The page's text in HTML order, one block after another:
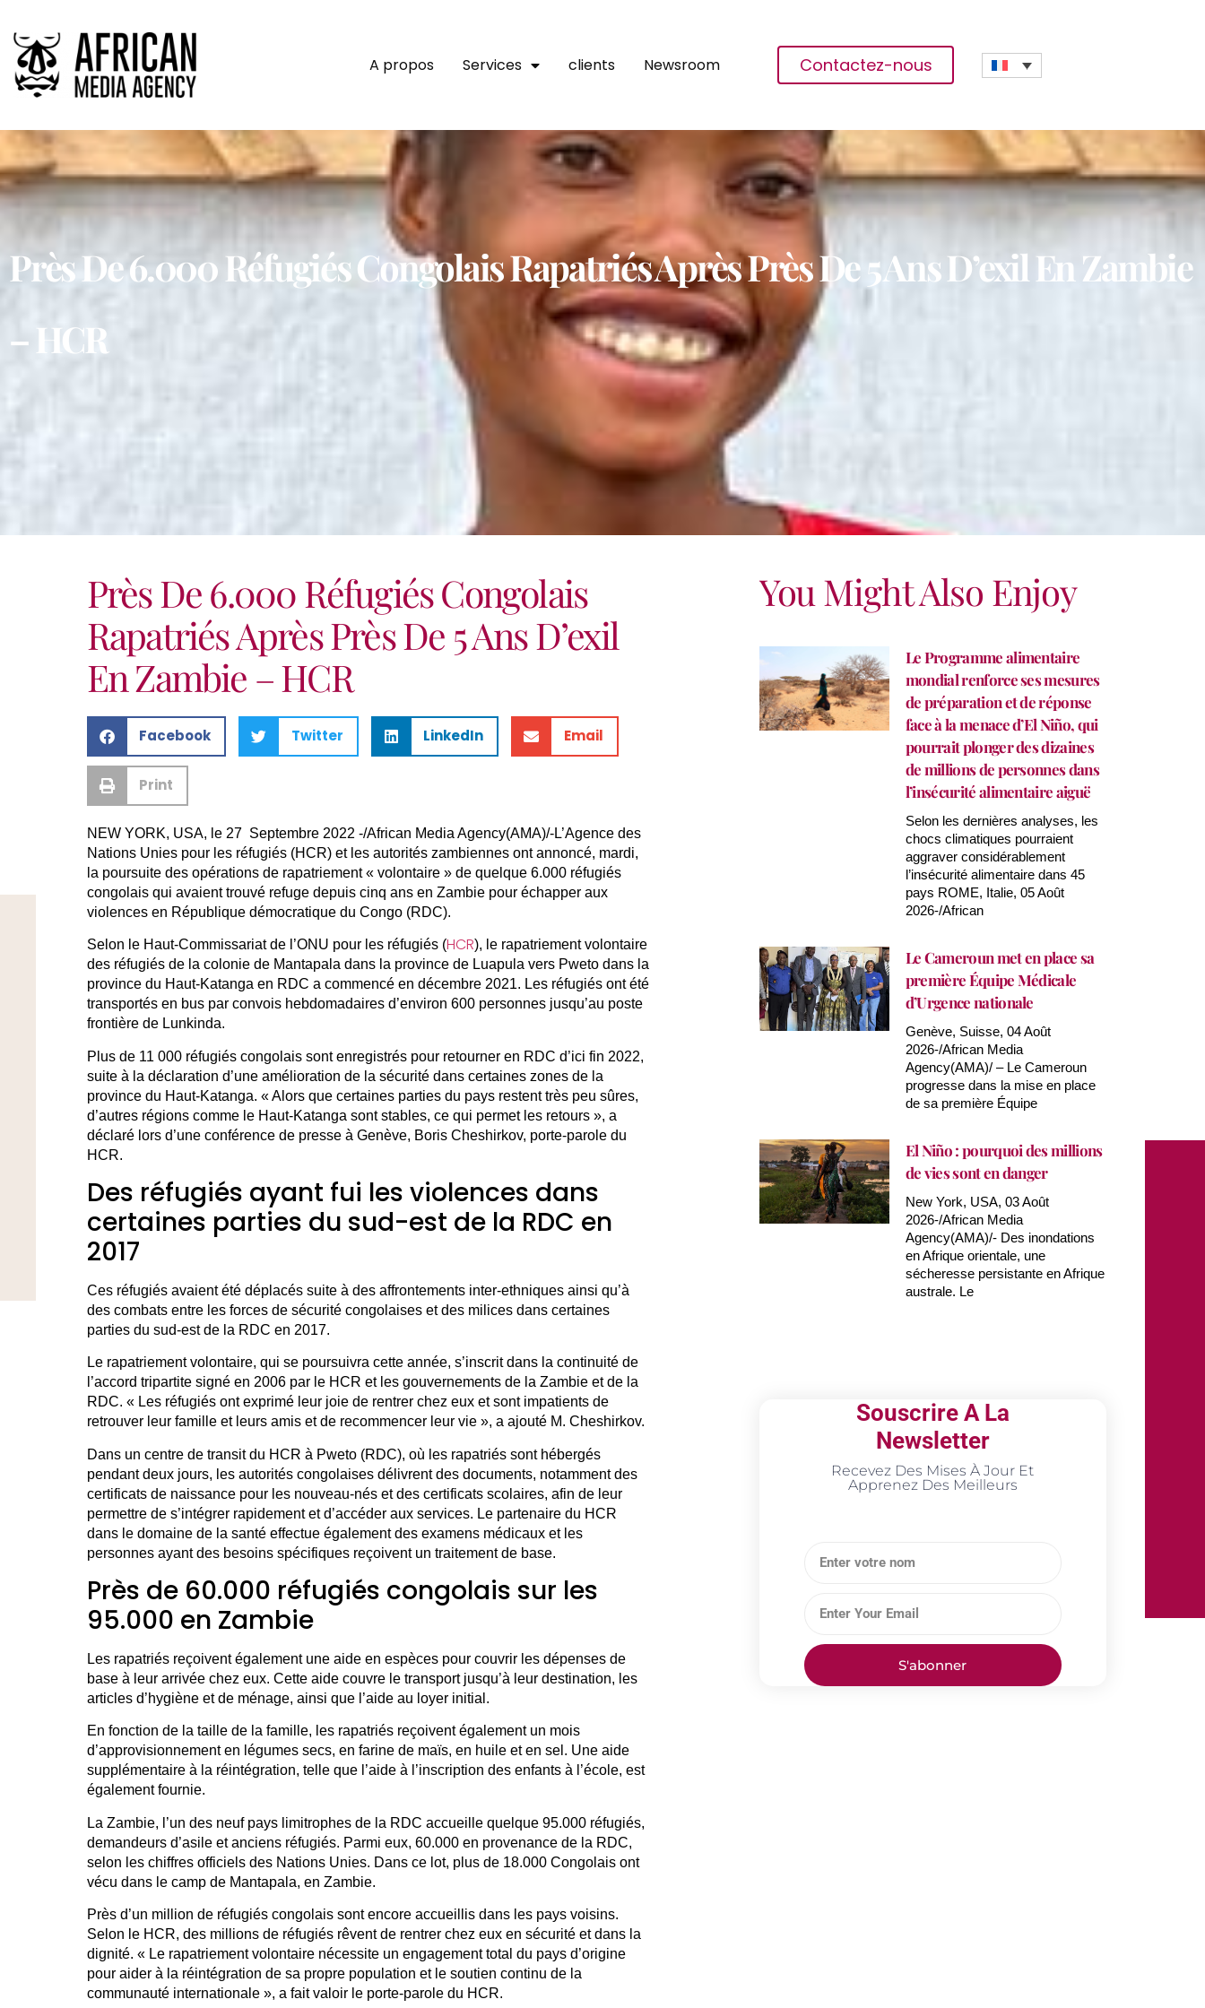
A propos Services clients Newsroom Contactez-nous
Près De 6.000 Réfugiés Congolais Rapatriés Après Près De 5 Ans D’exil En Zambie
– HCR
Près De 6.000 Réfugiés Congolais
Rapatriés Après Près De 5 Ans D’exil
En Zambie – HCR
Facebook Twitter LinkedIn Email
Print
NEW YORK, USA, le 27 Septembre 2022 -/African Media Agency(AMA)/-L’Agence des
Nations Unies pour les réfugiés (HCR) et les autorités zambiennes ont annoncé, mardi,
la poursuite des opérations de rapatriement « volontaire » de quelque 6.000 réfugiés
congolais qui avaient trouvé refuge depuis cinq ans en Zambie pour échapper aux
violences en République démocratique du Congo (RDC).
Selon le Haut-Commissariat de l’ONU pour les réfugiés (HCR), le rapatriement volontaire
des réfugiés de la colonie de Mantapala dans la province de Luapula vers Pweto dans la
province du Haut-Katanga en RDC a commencé en décembre 2021. Les réfugiés ont été
transportés en bus par convois hebdomadaires d’environ 600 personnes jusqu’au poste
frontière de Lunkinda.
Plus de 11 000 réfugiés congolais sont enregistrés pour retourner en RDC d’ici fin 2022,
suite à la déclaration d’une amélioration de la sécurité dans certaines zones de la
province du Haut-Katanga. « Alors que certaines parties du pays restent très peu sûres,
d’autres régions comme le Haut-Katanga sont stables, ce qui permet les retours », a
déclaré lors d’une conférence de presse à Genève, Boris Cheshirkov, porte-parole du
HCR.
Des réfugiés ayant fui les violences dans
certaines parties du sud-est de la RDC en
2017
Ces réfugiés avaient été déplacés suite à des affrontements inter-ethniques ainsi qu’à
des combats entre les forces de sécurité congolaises et des milices dans certaines
parties du sud-est de la RDC en 2017.
Le rapatriement volontaire, qui se poursuivra cette année, s’inscrit dans la continuité de
l’accord tripartite signé en 2006 par le HCR et les gouvernements de la Zambie et de la
RDC. « Les réfugiés ont exprimé leur joie de rentrer chez eux et sont impatients de
retrouver leur famille et leurs amis et de recommencer leur vie », a ajouté M. Cheshirkov.
Dans un centre de transit du HCR à Pweto (RDC), où les rapatriés sont hébergés
pendant deux jours, les autorités congolaises délivrent des documents, notamment des
certificats de naissance pour les nouveau-nés et des certificats scolaires, afin de leur
permettre de s’intégrer rapidement et d’accéder aux services. Le partenaire du HCR
dans le domaine de la santé effectue également des examens médicaux et les
personnes ayant des besoins spécifiques reçoivent un traitement de base.
Près de 60.000 réfugiés congolais sur les
95.000 en Zambie
Les rapatriés reçoivent également une aide en espèces pour couvrir les dépenses de
base à leur arrivée chez eux. Cette aide couvre le transport jusqu’à leur destination, les
articles d’hygiène et de ménage, ainsi que l’aide au loyer initial.
En fonction de la taille de la famille, les rapatriés reçoivent également un mois
d’approvisionnement en légumes secs, en farine de maïs, en huile et en sel. Une aide
supplémentaire à la réintégration, telle que l’aide à l’inscription des enfants à l’école, est
également fournie.
La Zambie, l’un des neuf pays limitrophes de la RDC accueille quelque 95.000 réfugiés,
demandeurs d’asile et anciens réfugiés. Parmi eux, 60.000 en provenance de la RDC,
selon les chiffres officiels des Nations Unies. Dans ce lot, plus de 18.000 Congolais ont
vécu dans le camp de Mantapala, en Zambie.
Près d’un million de réfugiés congolais sont encore accueillis dans les pays voisins.
Selon le HCR, des millions de réfugiés rêvent de rentrer chez eux en sécurité et dans la
dignité. « Le rapatriement volontaire nécessite un engagement total du pays d’origine
pour aider à la réintégration de sa propre population et le soutien continu de la
communauté internationale », a fait valoir le porte-parole du HCR.
You Might Also Enjoy
Le Programme alimentaire
mondial renforce ses mesures
de préparation et de réponse
face à la menace d’El Niño, qui
pourrait plonger des dizaines
de millions de personnes dans
l’insécurité alimentaire aiguë
Selon les dernières analyses, les
chocs climatiques pourraient
aggraver considérablement
l’insécurité alimentaire dans 45
pays ROME, Italie, 05 Août
2026-/African
Le Cameroun met en place sa
première Équipe Médicale
d’Urgence nationale
Genève, Suisse, 04 Août
2026-/African Media
Agency(AMA)/ – Le Cameroun
progresse dans la mise en place
de sa première Équipe
El Niño : pourquoi des millions
de vies sont en danger
New York, USA, 03 Août
2026-/African Media
Agency(AMA)/- Des inondations
en Afrique orientale, une
sécheresse persistante en Afrique
australe. Le
Souscrire A La
Newsletter
Recevez Des Mises À Jour Et
Apprenez Des Meilleurs
S'abonner